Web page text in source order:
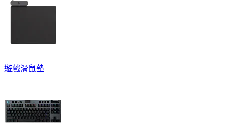
遊戲滑鼠墊